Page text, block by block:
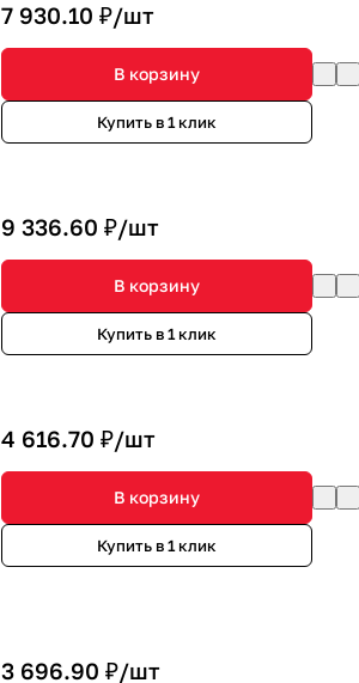
7 930.10 ₽/шт
В корзину
Купить в 1 клик
9 336.60 ₽/шт
В корзину
Купить в 1 клик
4 616.70 ₽/шт
В корзину
Купить в 1 клик
3 696.90 ₽/шт